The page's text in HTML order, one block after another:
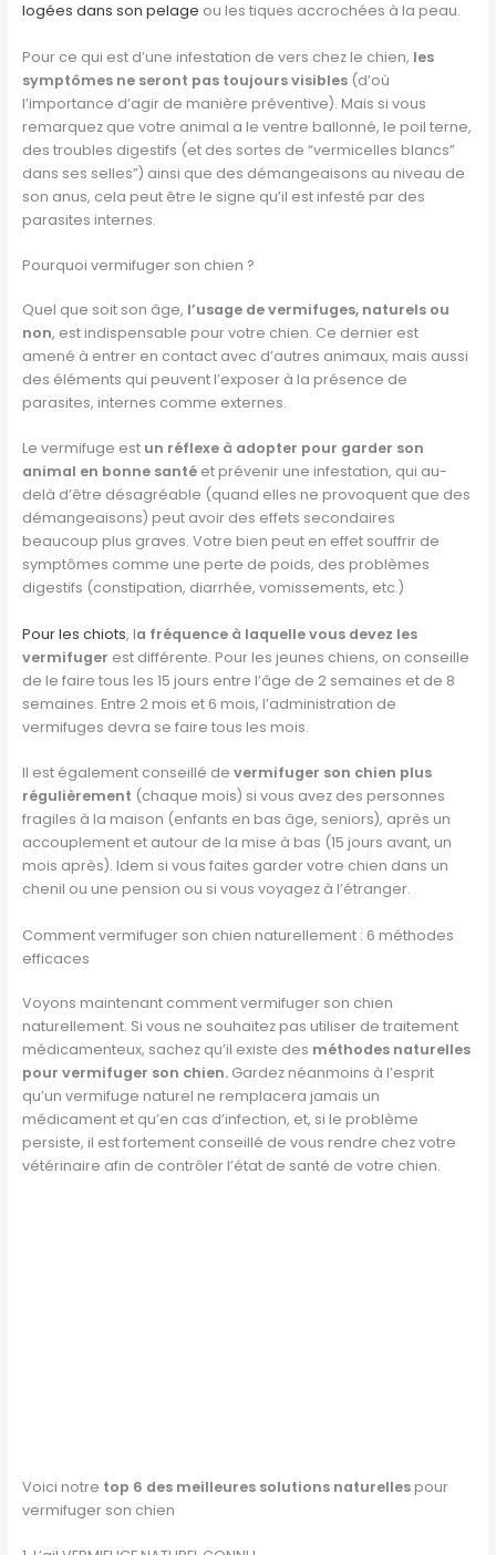
logées dans son pelage ou les tiques accrochées à la peau.
Pour ce qui est d’une infestation de vers chez le chien, les
symptômes ne seront pas toujours visibles(d’où
l’importance d’agir de manière préventive). Mais si vous
remarquez que votre animal a le ventre ballonné, le poil terne,
des troubles digestifs (et des sortes de “vermicelles blancs”
dans ses selles”) ainsi que des démangeaisons au niveau de
son anus, cela peut être le signe qu’il est infesté par des
parasites internes.
Pourquoi vermifuger son chien ?
Quel que soit son âge, l’usage de vermifuges, naturels ou
non, est indispensable pour votre chien. Ce dernier est
amené à entrer en contact avec d’autres animaux, mais aussi
des éléments qui peuvent l’exposer à la présence de
parasites, internes comme externes.
Le vermifuge estun réflexe à adopter pour garder son
animal en bonne santé et prévenir une infestation, qui au-
delà d’être désagréable (quand elles ne provoquent que des
démangeaisons) peut avoir des effets secondaires
beaucoup plus graves. Votre bien peut en effet souffrir de
symptômes comme une perte de poids, des problèmes
digestifs (constipation, diarrhée, vomissements, etc.)
Pour les chiots, la fréquence à laquelle vous devez les
vermifuger est différente. Pour les jeunes chiens, on conseille
de le faire tous les 15 jours entre l’âge de 2 semaines et de 8
semaines. Entre 2 mois et 6 mois, l’administration de
vermifuges devra se faire tous les mois.
Il est également conseillé de vermifuger son chien plus
régulièrement (chaque mois) si vous avez des personnes
fragiles à la maison (enfants en bas âge, seniors), après un
accouplement et autour de la mise à bas (15 jours avant, un
mois après). Idem si vous faites garder votre chien dans un
chenil ou une pension ou si vous voyagez à l’étranger.
Comment vermifuger son chien naturellement : 6 méthodes
efficaces
Voyons maintenant comment vermifuger son chien
naturellement. Si vous ne souhaitez pas utiliser de traitement
médicamenteux, sachez qu’il existe des méthodes naturelles
pour vermifuger son chien. Gardez néanmoins à l’esprit
qu’un vermifuge naturel ne remplacera jamais un
médicament et qu’en cas d’infection, et, si le problème
persiste, il est fortement conseillé de vous rendre chez votre
vétérinaire afin de contrôler l’état de santé de votre chien.
Voici notre top 6 des meilleures solutions naturellespour
vermifuger son chien